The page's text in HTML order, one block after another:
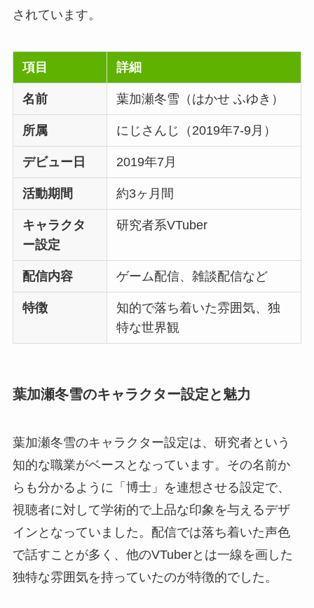
されています。
項目 詳細
名前 葉加瀬冬雪（はかせ ふゆき）
所属 にじさんじ（2019年7-9月）
デビュー日 2019年7月
活動期間 約3ヶ月間
キャラクタ
ー設定
研究者系VTuber
配信内容 ゲーム配信、雑談配信など
特徴
知的で落ち着いた雰囲気、独
特な世界観
葉加瀬冬雪のキャラクター設定と魅力
葉加瀬冬雪のキャラクター設定は、研究者という
知的な職業がベースとなっています。その名前か
らも分かるように「博士」を連想させる設定で、
視聴者に対して学術的で上品な印象を与えるデザ
インとなっていました。配信では落ち着いた声色
で話すことが多く、他のVTuberとは一線を画した
独特な雰囲気を持っていたのが特徴的でした。